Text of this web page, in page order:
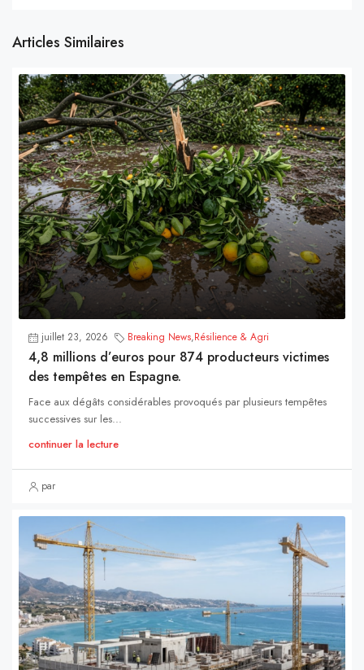
Articles Similaires
juillet 23, 2026 Breaking News,Résilience & Agri
4,8 millions d’euros pour 874 producteurs victimes
des tempêtes en Espagne.
Face aux dégâts considérables provoqués par plusieurs tempêtes
successives sur les...
continuer la lecture
par